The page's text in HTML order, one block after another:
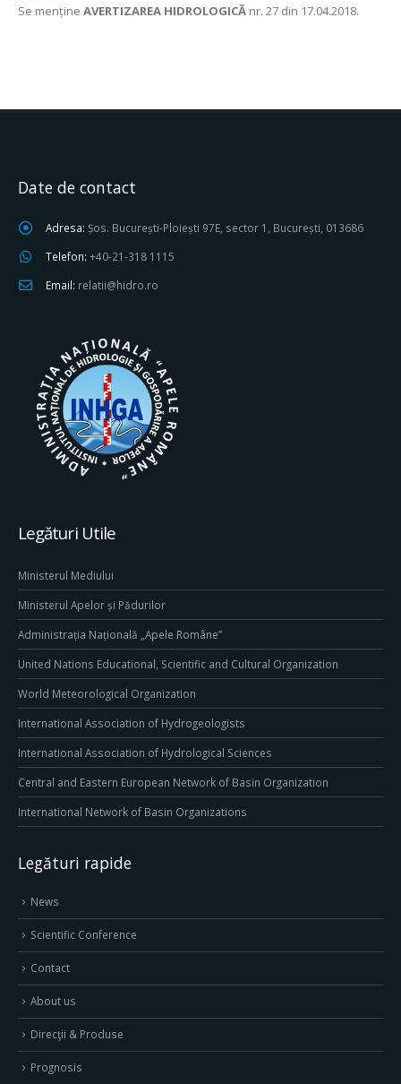
Se menține AVERTIZAREA HIDROLOGICĂ nr. 27 din 17.04.2018.
Date de contact
Adresa: Șos. București-Ploiești 97E, sector 1, București, 013686
Telefon: +40-21-318 1115
Email: relatii@hidro.ro
Legături Utile
Ministerul Mediului
Ministerul Apelor și Pădurilor
Administrația Națională „Apele Române”
United Nations Educational, Scientific and Cultural Organization
World Meteorological Organization
International Association of Hydrogeologists
International Association of Hydrological Sciences
Central and Eastern European Network of Basin Organization
International Network of Basin Organizations
Legături rapide
News
Scientific Conference
Contact
About us
Direcţii & Produse
Prognosis